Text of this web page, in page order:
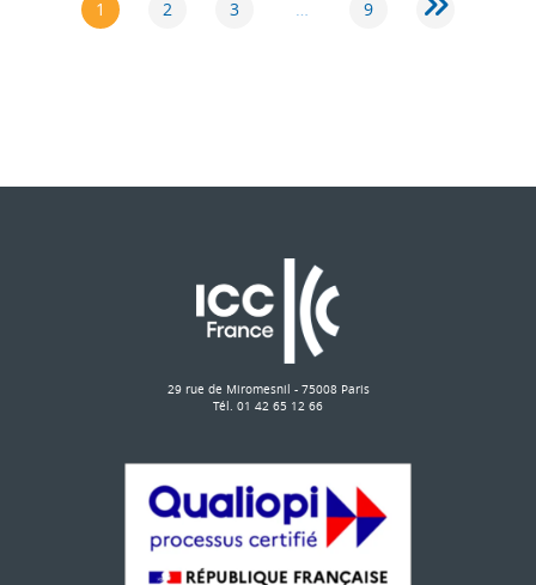
1 2 3 … 9
29 rue de Miromesnil - 75008 Paris
Tél. 01 42 65 12 66